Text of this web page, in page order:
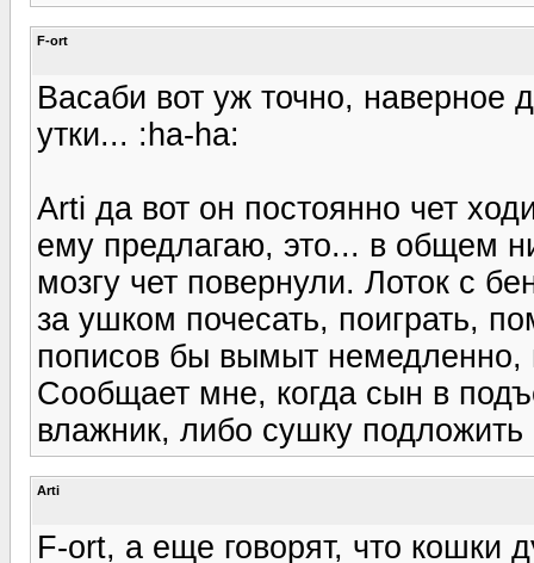
F-ort
Васаби вот уж точно, наверное
утки... :ha-ha:
Arti да вот он постоянно чет
ему предлагаю, это... в общем
мозгу чет повернули. Лоток с
за ушком почесать, поиграть,
пописов бы вымыт немедленно,
Сообщает мне, когда сын в
влажник, либо сушку
Arti
F-ort, а еще говорят, что кошки